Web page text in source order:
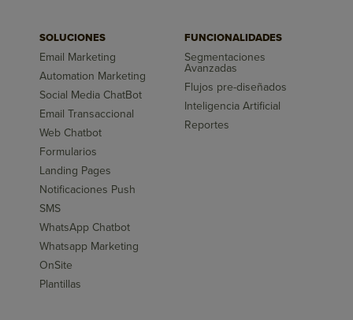
SOLUCIONES
Email Marketing
Automation Marketing
Social Media ChatBot
Email Transaccional
Web Chatbot
Formularios
Landing Pages
Notificaciones Push
SMS
WhatsApp Chatbot
Whatsapp Marketing
OnSite
Plantillas
FUNCIONALIDADES
Segmentaciones
Avanzadas
Flujos pre-diseñados
Inteligencia Artificial
Reportes